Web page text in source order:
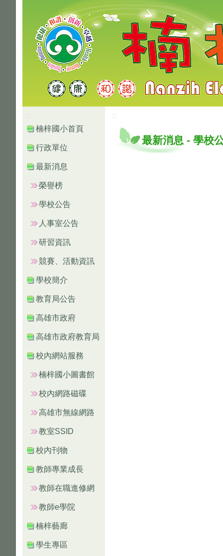
高雄市楠梓區楠梓國小
:::
楠梓國小首頁
行政單位
最新消息
榮譽榜
學校公告
人事室公告
研習資訊
競賽、活動資訊
學校簡介
教育局公告
高雄市政府
高雄市政府教育局
校內網站服務
楠梓國小圖書館
校內網路磁碟
高雄市無線網路
教室SSID
校內刊物
教師專業成長
教師在職進修網
教師e學院
楠梓藝廊
學生專區
:::
最新消息 - 學校